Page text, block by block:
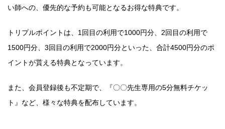
い師への、優先的な予約も可能となるお得な特典です。
トリプルポイントは、1回目の利用で1000円分、2回目の利用で
1500円分、3回目の利用で2000円分といった、合計4500円分のポ
イントが貰える特典となっています。
また、会員登録後も不定期で、『〇〇先生専用の5分無料チケッ
ト』など、様々な特典を配布しています。